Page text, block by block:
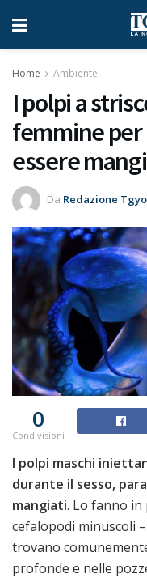
Home Ambiente
I polpi a
femmine per
essere
Da Redazione
0
Condivisioni
I polpi maschi
durante il sesso,
mangiati. Lo fanno in
cefalopodi minuscoli
trovano
profonde e nelle